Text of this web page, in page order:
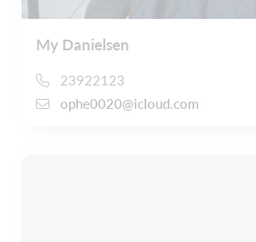
My Danielsen
23922123
ophe0020@icloud.com